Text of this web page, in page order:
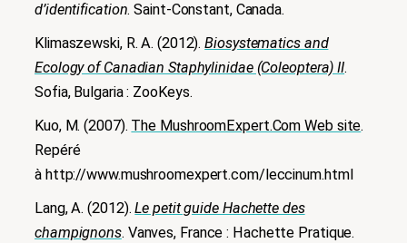
d’identification. Saint-Constant, Canada.
Klimaszewski, R. A. (2012). Biosystematics and
Ecology of Canadian Staphylinidae (Coleoptera) II.
Sofia, Bulgaria : ZooKeys.
Kuo, M. (2007). The MushroomExpert.Com Web site.
Repéré
à http://www.mushroomexpert.com/leccinum.html
Lang, A. (2012).Le petit guide Hachette des
champignons. Vanves, France : Hachette Pratique.